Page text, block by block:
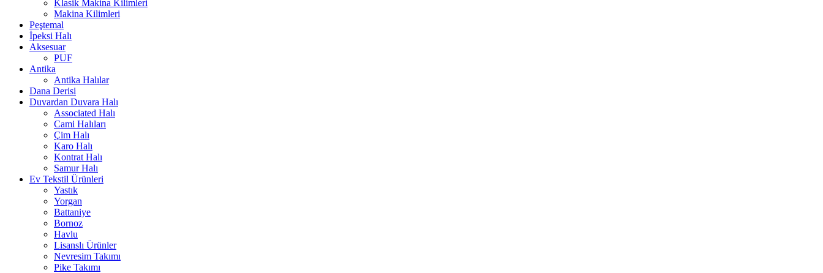
Klasik Makina Kilimleri
Makina Kilimleri
Peştemal
İpeksi Halı
Aksesuar
PUF
Antika
Antika Halılar
Dana Derisi
Duvardan Duvara Halı
Associated Halı
Cami Halıları
Çim Halı
Karo Halı
Kontrat Halı
Samur Halı
Ev Tekstil Ürünleri
Yastık
Yorgan
Battaniye
Bornoz
Havlu
Lisanslı Ürünler
Nevresim Takımı
Pike Takımı